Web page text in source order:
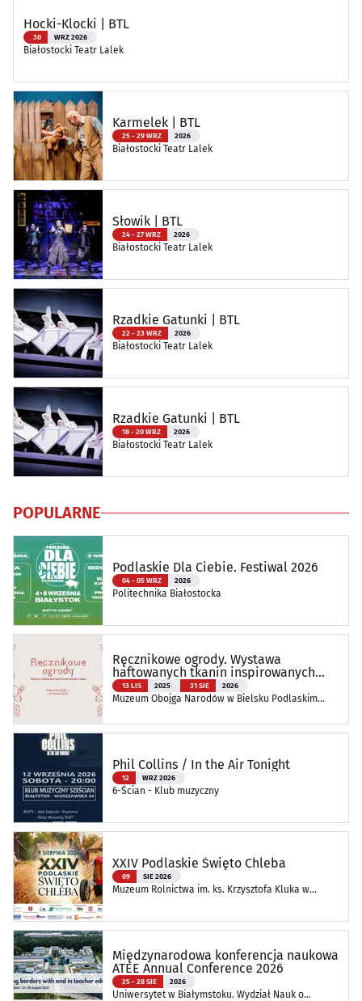
Hocki-Klocki | BTL
30 WRZ 2026
Białostocki Teatr Lalek
Karmelek | BTL
25 - 29 WRZ 2026
Białostocki Teatr Lalek
Słowik | BTL
24 - 27 WRZ 2026
Białostocki Teatr Lalek
Rzadkie Gatunki | BTL
22 - 23 WRZ 2026
Białostocki Teatr Lalek
Rzadkie Gatunki | BTL
18 - 20 WRZ 2026
Białostocki Teatr Lalek
POPULARNE
Podlaskie Dla Ciebie. Festiwal 2026
04 - 05 WRZ 2026
Politechnika Białostocka
Ręcznikowe ogrody. Wystawa
haftowanych tkanin inspirowanych
naturą
13 LIS 2025 31 SIE 2026
Muzeum Obojga Narodów w Bielsku Podlaskim
Phil Collins / In the Air Tonight
12 WRZ 2026
6-Ścian - Klub muzyczny
XXIV Podlaskie Święto Chleba
09 SIE 2026
Muzeum Rolnictwa im. ks. Krzysztofa Kluka w
Międzynarodowa konferencja naukowa
ATEE Annual Conference 2026
25 - 28 SIE 2026
Uniwersytet w Białymstoku. Wydział Nauk o